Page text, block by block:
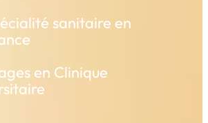
sanitaire en
en Clinique